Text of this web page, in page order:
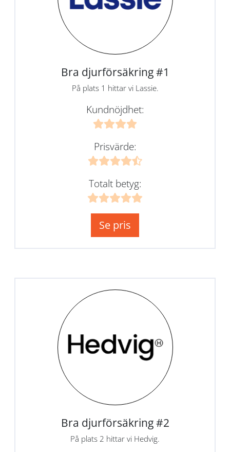
Bra djurförsäkring #1
På plats 1 hittar vi Lassie.
Kundnöjdhet:
Prisvärde:
Totalt betyg:
Se pris
Bra djurförsäkring #2
På plats 2 hittar vi Hedvig.